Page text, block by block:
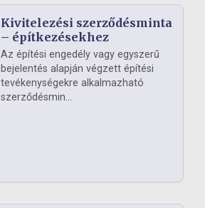
Kivitelezési szerződésminta
– építkezésekhez
Az építési engedély vagy egyszerű
bejelentés alapján végzett építési
tevékenységekre alkalmazható
szerződésmin...